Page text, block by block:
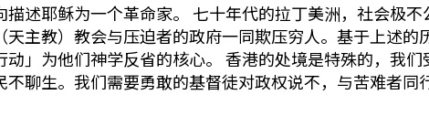
描述耶稣为一个革命家。 七十年代的拉丁美洲，社会极
天主教）教会与压迫者的政府一同欺压穷人。基于上述
动」为他们神学反省的核心。 香港的处境是特殊的，我
不聊生。我们需要勇敢的基督徒对政权说不，与苦难者同